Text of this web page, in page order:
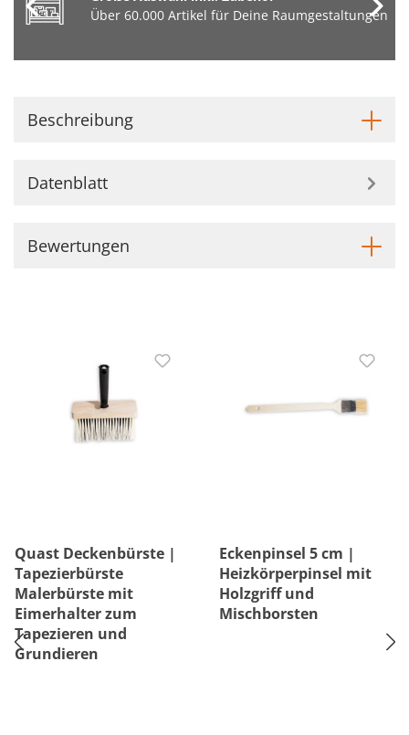
Über 60.000 Artikel für Deine Raumgestaltungen
Beschreibung
Datenblatt
Bewertungen
Quast Deckenbürste |
Tapezierbürste
Malerbürste mit
Eimerhalter zum
Tapezieren und
Grundieren
Eckenpinsel 5 cm |
Heizkörperpinsel mit
Holzgriff und
Mischborsten